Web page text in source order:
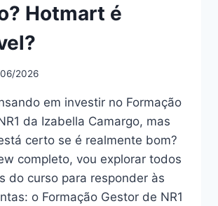
Hotmart é
2026
em investir no Formação
da Izabella Camargo, mas
certo se é realmente bom?
completo, vou explorar todos
do curso para responder às
o Formação Gestor de NR1